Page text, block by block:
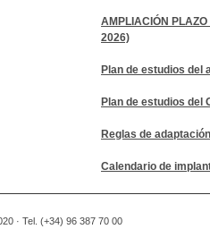
· Tel. (+34) 96 387 70 00